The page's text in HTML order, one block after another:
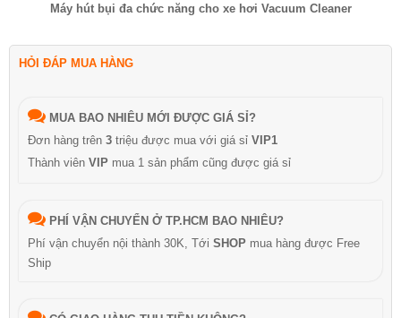
Máy hút bụi đa chức năng cho xe hơi Vacuum Cleaner
HỎI ĐÁP MUA HÀNG
MUA BAO NHIÊU MỚI ĐƯỢC GIÁ SỈ?
Đơn hàng trên 3 triệu được mua với giá sỉ VIP1
Thành viên VIP mua 1 sản phẩm cũng được giá sỉ
PHÍ VẬN CHUYỂN Ở TP.HCM BAO NHIÊU?
Phí vận chuyển nội thành 30K, Tới SHOP mua hàng được Free
Ship